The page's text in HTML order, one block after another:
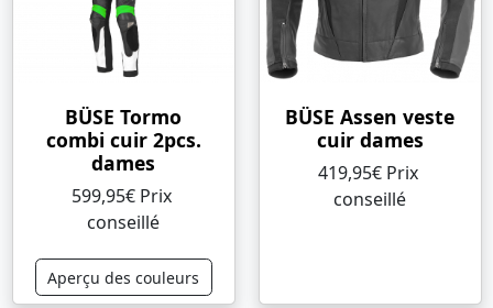
BÜSE Tormo
combi cuir 2pcs.
dames
599,95€ Prix ​​
conseillé
Aperçu des couleurs
BÜSE Assen veste
cuir dames
419,95€ Prix ​​
conseillé